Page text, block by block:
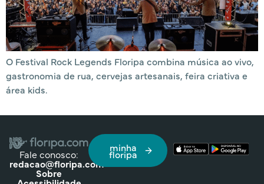
O Festival Rock Legends Floripa combina música ao vivo,
gastronomia de rua, cervejas artesanais, feira criativa e
área kids.
Fale conosco:
redacao@floripa.com
Sobre
minha
floripa